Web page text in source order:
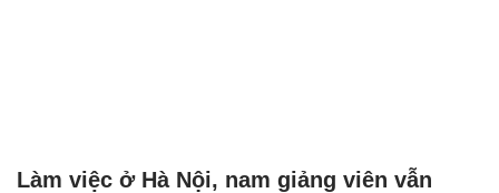
Làm việc ở Hà Nội, nam giảng viên vẫn